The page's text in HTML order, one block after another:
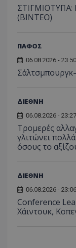
ΣΤΙΓΜΙΟΤΥΠΑ:
(ΒΙΝΤΕΟ)
ΠΑΦΟΣ
06.08.2026 - 23:50
ΔΙΕΘΝΗ
06.08.2026 - 23:27
Τρομερές
γλιτώνει
όσους το
ΔΙΕΘΝΗ
06.08.2026 - 23:06
Conference
Χάιντουκ,